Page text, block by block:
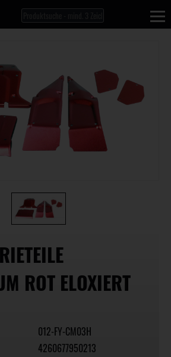
ROT ELOXIERT
012-FY-CM03H
4260677950213